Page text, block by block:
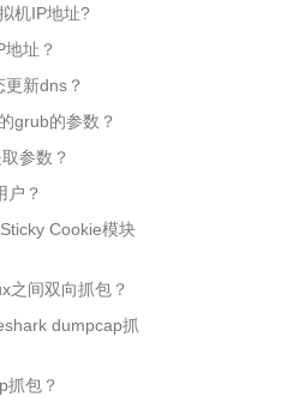
机IP地址?
址？
新dns？
grub的参数？
参数？
户？
Cookie模块
之间双向抓包？
dumpcap抓
抓包？